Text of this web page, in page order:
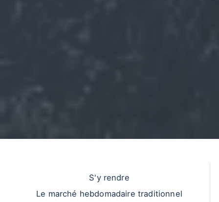
S'y rendre
Le marché hebdomadaire traditionnel